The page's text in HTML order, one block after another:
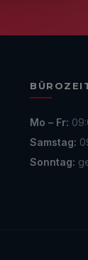
Mo – Fr:
Samstag:
Sonntag: